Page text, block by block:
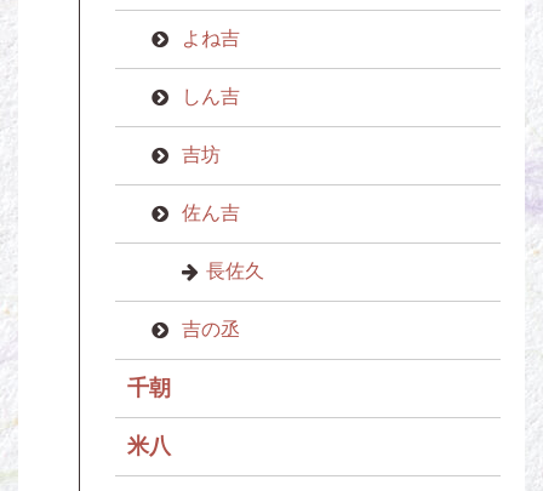
よね吉
しん吉
吉坊
佐ん吉
長佐久
吉の丞
千朝
米八